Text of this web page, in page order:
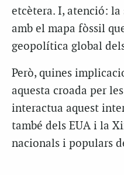
etcètera. I, atenció:
amb el mapa fòssil
geopolítica global
Però, quines
aquesta croada per
interactua aquest
també dels EUA i la
nacionals i populars